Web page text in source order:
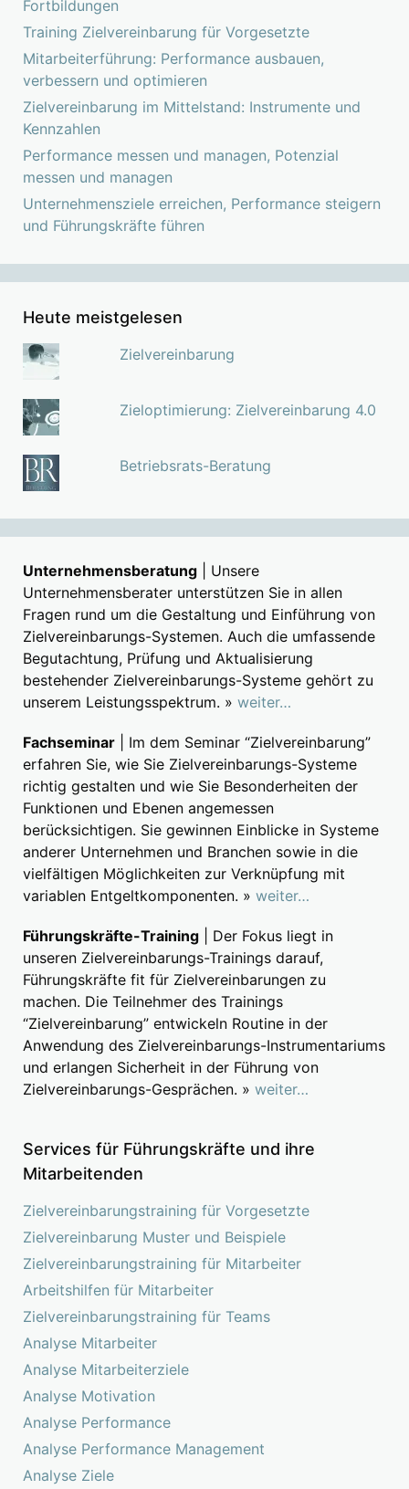
Fortbildungen
Training Zielvereinbarung für Vorgesetzte
Mitarbeiterführung: Performance ausbauen,
verbessern und optimieren
Zielvereinbarung im Mittelstand: Instrumente und
Kennzahlen
Performance messen und managen, Potenzial
messen und managen
Unternehmensziele erreichen, Performance steigern
und Führungskräfte führen
Heute meistgelesen
Zielvereinbarung
Zieloptimierung: Zielvereinbarung 4.0
Betriebsrats-Beratung
Unternehmensberatung | Unsere
Unternehmensberater unterstützen Sie in allen
Fragen rund um die Gestaltung und Einführung von
Zielvereinbarungs-Systemen. Auch die umfassende
Begutachtung, Prüfung und Aktualisierung
bestehender Zielvereinbarungs-Systeme gehört zu
unserem Leistungsspektrum. » weiter…
Fachseminar | Im dem Seminar “Zielvereinbarung”
erfahren Sie, wie Sie Zielvereinbarungs-Systeme
richtig gestalten und wie Sie Besonderheiten der
Funktionen und Ebenen angemessen
berücksichtigen. Sie gewinnen Einblicke in Systeme
anderer Unternehmen und Branchen sowie in die
vielfältigen Möglichkeiten zur Verknüpfung mit
variablen Entgeltkomponenten. » weiter…
Führungskräfte-Training | Der Fokus liegt in
unseren Zielvereinbarungs-Trainings darauf,
Führungskräfte fit für Zielvereinbarungen zu
machen. Die Teilnehmer des Trainings
“Zielvereinbarung” entwickeln Routine in der
Anwendung des Zielvereinbarungs-Instrumentariums
und erlangen Sicherheit in der Führung von
Zielvereinbarungs-Gesprächen. » weiter…
Services für Führungskräfte und ihre
Mitarbeitenden
Zielvereinbarungstraining für Vorgesetzte
Zielvereinbarung Muster und Beispiele
Zielvereinbarungstraining für Mitarbeiter
Arbeitshilfen für Mitarbeiter
Zielvereinbarungstraining für Teams
Analyse Mitarbeiter
Analyse Mitarbeiterziele
Analyse Motivation
Analyse Performance
Analyse Performance Management
Analyse Ziele